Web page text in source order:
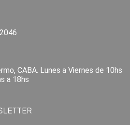
CABA. Lunes a Viernes de 10hs
a 18hs